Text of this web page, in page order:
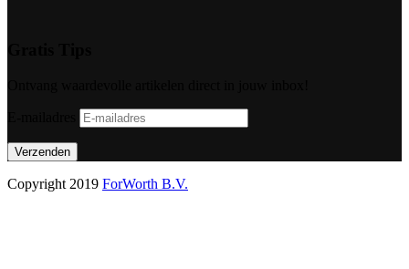
Copyright 2019 ForWorth B.V.